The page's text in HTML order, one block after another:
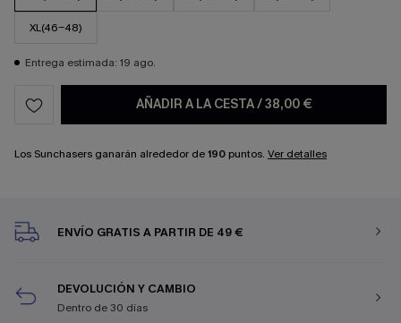
XL(46-48)
Entrega estimada: 19 ago.
AÑADIR A LA CESTA/38,00 €
Los Sunchasers ganarán alrededor de190 puntos. Ver detalles
ENVÍO GRATIS A PARTIR DE 49 €
DEVOLUCIÓN Y CAMBIO
Dentro de 30 días